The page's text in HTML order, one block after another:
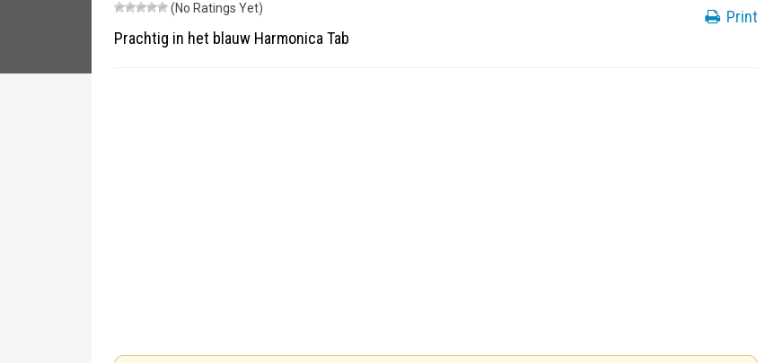
(No Ratings Yet)
Prachtig in het blauw Harmonica Tab
Print